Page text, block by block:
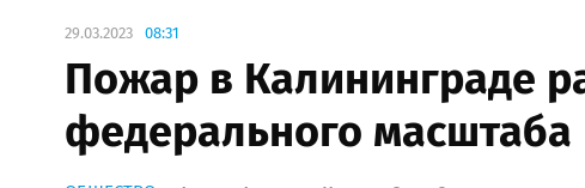
29.03.2023 08:31
Пожар в Калининграде
федерального масштаба